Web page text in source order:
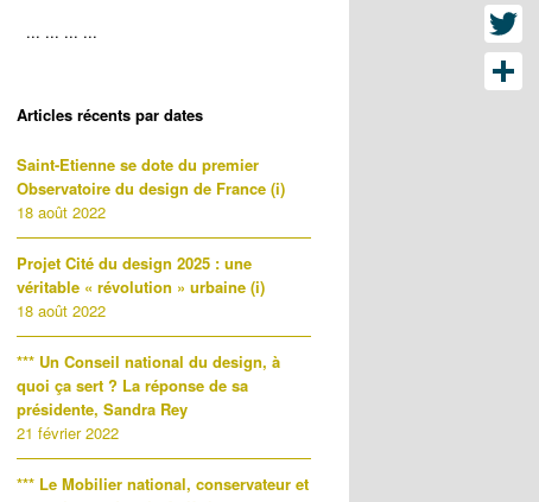
Articles récents par dates
Saint-Etienne se dote du premier
Observatoire du design de France (i)
18 août 2022
Projet Cité du design 2025 : une
véritable « révolution » urbaine (i)
18 août 2022
*** Un Conseil national du design, à
quoi ça sert ? La réponse de sa
présidente, Sandra Rey
21 février 2022
*** Le Mobilier national, conservateur et